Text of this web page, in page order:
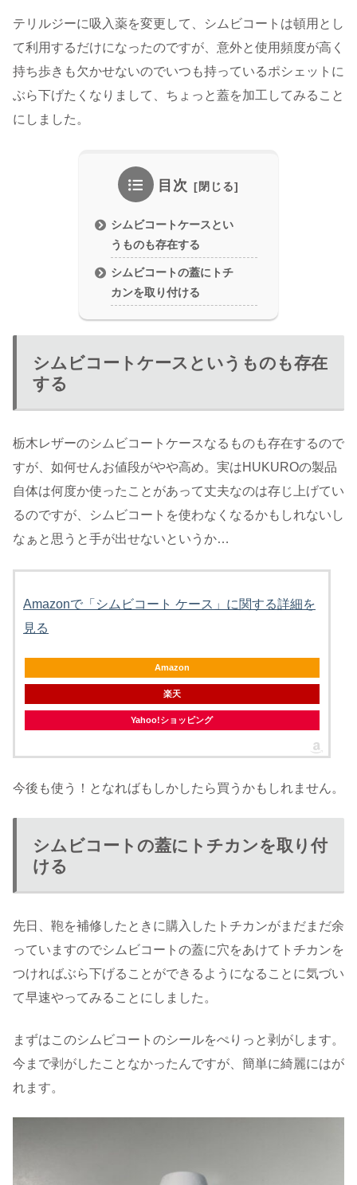
テリルジーに吸入薬を変更して、シムビコートは頓用とし
て利用するだけになったのですが、意外と使用頻度が高く
持ち歩きも欠かせないのでいつも持っているポシェットに
ぶら下げたくなりまして、ちょっと蓋を加工してみること
にしました。
目次
シムビコートケースとい
うものも存在する
シムビコートの蓋にトチ
カンを取り付ける
シムビコートケースというものも存在
する
栃木レザーのシムビコートケースなるものも存在するので
すが、如何せんお値段がやや高め。実はHUKUROの製品
自体は何度か使ったことがあって丈夫なのは存じ上げてい
るのですが、シムビコートを使わなくなるかもしれないし
なぁと思うと手が出せないというか…
Amazonで「シムビコート ケース」に関する詳細を
見る
Amazon
楽天
Yahoo!ショッピング
今後も使う！となればもしかしたら買うかもしれません。
シムビコートの蓋にトチカンを取り付
ける
先日、鞄を補修したときに購入したトチカンがまだまだ余
っていますのでシムビコートの蓋に穴をあけてトチカンを
つければぶら下げることができるようになることに気づい
て早速やってみることにしました。
まずはこのシムビコートのシールをぺりっと剥がします。
今まで剥がしたことなかったんですが、簡単に綺麗にはが
れます。